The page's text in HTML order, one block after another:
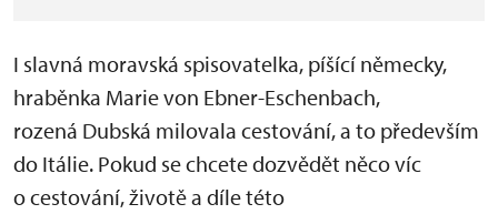
I slavná moravská spisovatelka, píšící německy,
hraběnka Marie von Ebner-Eschenbach,
rozená Dubská milovala cestování, a to především
do Itálie. Pokud se chcete dozvědět něco víc
o cestování, životě a díle této